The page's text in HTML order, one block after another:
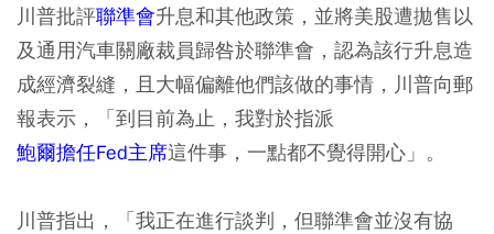
川普批評聯準會升息和其他政策，並將美股遭拋售以
及通用汽車關廠裁員歸咎於聯準會，認為該行升息造
成經濟裂縫，且大幅偏離他們該做的事情，川普向郵
報表示，「到目前為止，我對於指派
鮑爾擔任Fed主席這件事，一點都不覺得開心」。
川普指出，「我正在進行談判，但聯準會並沒有協